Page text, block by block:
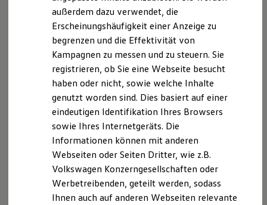
Die ID. Software 6
ID. Software Versionen und Updates
Digitale Extras
Schnittstellen zu Ihrem ID.
Hybridautos
Marke und Erlebnis
Volkswagen R und R Experience
R-Modelle
R Experience
Driving Experience
Volkswagen entdecken
Werkbesichtigung
Lifestyle Shop
T-Roc Kollektion
Golf Kollektion
ID. Kollektion
Volkswagen Kollektion
R-Kollektion
Der T-Cross
Wendig, flexibel, vielseitig. Entdecken Sie den
T‑Cross.
Mehr zum T-Cross erfahren
außerdem dazu verwendet, die
Erscheinungshäufigkeit einer Anzeige zu
begrenzen und die Effektivität von
Kampagnen zu messen und zu steuern. Sie
registrieren, ob Sie eine Webseite besucht
haben oder nicht, sowie welche Inhalte
genutzt worden sind. Dies basiert auf einer
eindeutigen Identifikation Ihres Browsers
sowie Ihres Internetgeräts. Die
Informationen können mit anderen
Webseiten oder Seiten Dritter, wie z.B.
Volkswagen Konzerngesellschaften oder
Werbetreibenden, geteilt werden, sodass
Ihnen auch auf anderen Webseiten relevante